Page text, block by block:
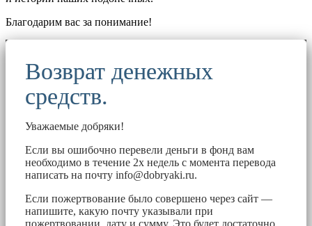
Благодарим вас за понимание!
Возврат денежных
средств.
Уважаемые добряки!
Если вы ошибочно перевели деньги в фонд вам
необходимо в течение 2х недель с момента перевода
написать на почту info@dobryaki.ru.
Если пожертвование было совершено через сайт —
напишите, какую почту указывали при
пожертвовании, дату и сумму. Это будет достаточно